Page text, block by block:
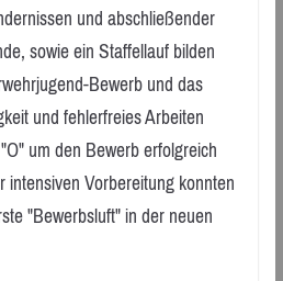
und abschließender
sowie ein Staffellauf bilden
Bewerb und das
und fehlerfreies Arbeiten
um den Bewerb erfolgreich
Vorbereitung konnten
"Bewerbsluft" in der neuen